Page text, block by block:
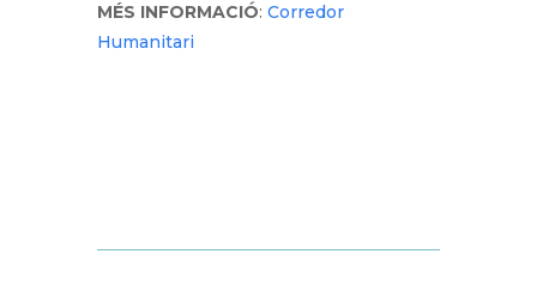
MÉS INFORMACIÓ: Corredor
Humanitari